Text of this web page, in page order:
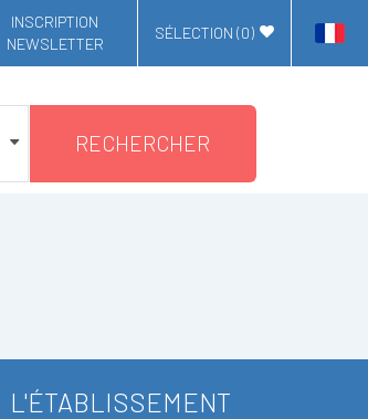
INSCRIPTION
NEWSLETTER
SÉLECTION (0)
RECHERCHER
L'ÉTABLISSEMENT